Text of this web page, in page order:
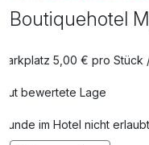
Boutiquehotel
Parkplatz 5,00 € pro Stück
Gut bewertete Lage
Hunde im Hotel nicht erlaubt